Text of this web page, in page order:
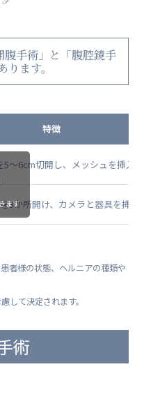
手術」と「腹腔鏡手
ます。
特徴
5〜6cm切開し、メッシュを挿入
3か所開け、カメラと器具を挿入
ます
者様の状態、ヘルニアの種類や
して決定されます。
術